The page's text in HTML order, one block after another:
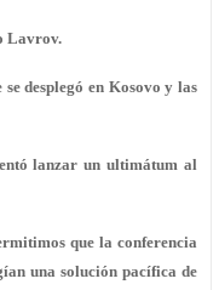
Lavrov.
desplegó en Kosovo y las
lanzar un ultimátum al
que la conferencia
una solución pacífica de